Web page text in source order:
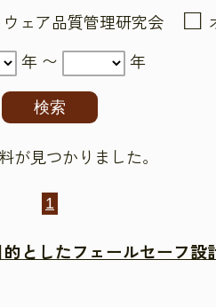
ウェア品質管理研究会
年 〜 年
が見つかりました。
1
としたフェールセーフ